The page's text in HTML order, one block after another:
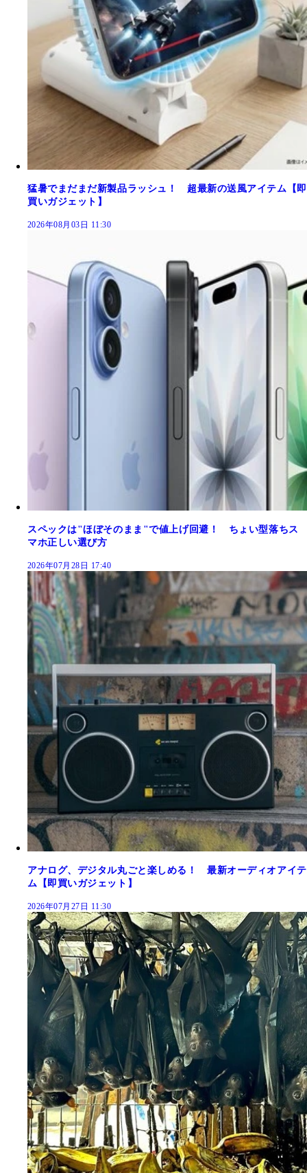
猛暑でまだまだ新製品ラッシュ！ 超最新の送風アイテム【即
買いガジェット】
2026年08月03日 11:30
スペックは"ほぼそのまま"で値上げ回避！ ちょい型落ちス
マホ正しい選び方
2026年07月28日 17:40
アナログ、デジタル丸ごと楽しめる！ 最新オーディオアイテ
ム【即買いガジェット】
2026年07月27日 11:30